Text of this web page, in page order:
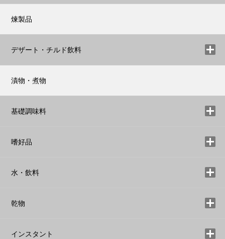
煉製品
デザート・チルド飲料
漬物・煮物
基礎調味料
嗜好品
水・飲料
乾物
インスタント